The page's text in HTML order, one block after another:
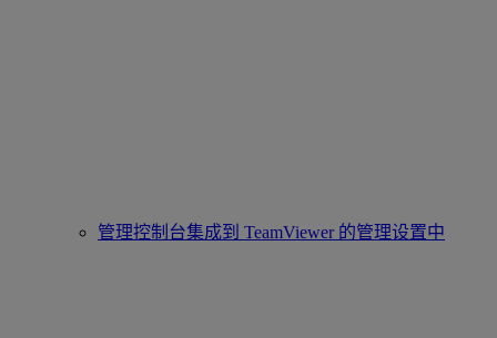
管理控制台集成到 TeamViewer 的管理设置中